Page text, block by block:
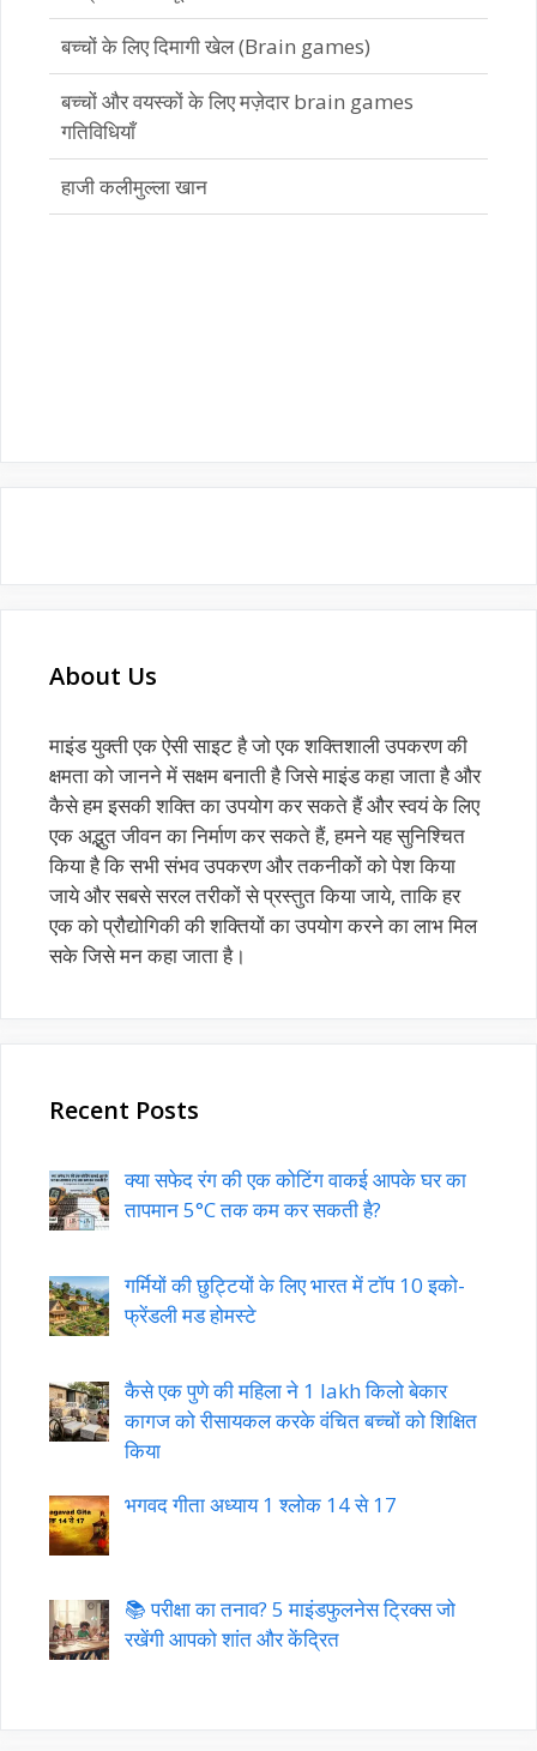
बच्चों और वयस्कों के लिए मज़ेदार brain games
गतिविधियाँ
हाजी कलीमुल्ला खान
भारतीय एथलीट सुकांत सिंह ने दुनिया की सबसे कठिन
अल्ट्रा-मैराथन पूरी की
About Us
माइंड युक्ती एक ऐसी साइट है जो एक शक्तिशाली उपकरण की
क्षमता को जानने में सक्षम बनाती है जिसे माइंड कहा जाता है और
कैसे हम इसकी शक्ति का उपयोग कर सकते हैं और स्वयं के लिए
एक अद्भुत जीवन का निर्माण कर सकते हैं, हमने यह सुनिश्चित
किया है कि सभी संभव उपकरण और तकनीकों को पेश किया
जाये और सबसे सरल तरीकों से प्रस्तुत किया जाये, ताकि हर
एक को प्रौद्योगिकी की शक्तियों का उपयोग करने का लाभ मिल
सके जिसे मन कहा जाता है।
Recent Posts
क्या सफेद रंग की एक कोटिंग वाकई आपके घर का
तापमान 5°C तक कम कर सकती है?
गर्मियों की छुट्टियों के लिए भारत में टॉप 10 इको-
फ्रेंडली मड होमस्टे
कैसे एक पुणे की महिला ने 1 lakh किलो बेकार
कागज को रीसायकल करके वंचित बच्चों को शिक्षित
किया
भगवद गीता अध्याय 1 श्लोक 14 से 17
📚 परीक्षा का तनाव? 5 माइंडफुलनेस ट्रिक्स जो
रखेंगी आपको शांत और केंद्रित